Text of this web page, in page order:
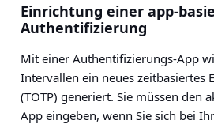
Einrichtung einer app-
Authentifizierung
Mit einer Authentifizierungs-App
Intervallen ein neues zeitbasiertes
(TOTP) generiert. Sie müssen den
App eingeben, wenn Sie sich bei